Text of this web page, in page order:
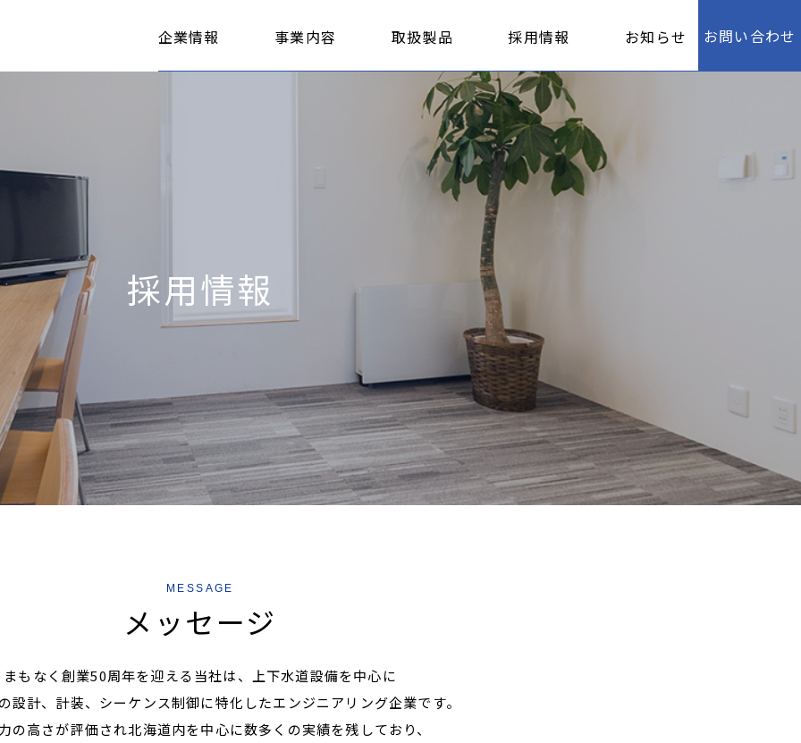
企業情報 事業内容 取扱製品 採用情報 お知らせ お問い合わせ
採用情報
MESSAGE
メッセージ
まもなく創業50周年を迎える当社は、上下水道設備を中心に
設計、計装、シーケンス制御に特化したエンジニアリング企業です。
の高さが評価され北海道内を中心に数多くの実績を残しており、